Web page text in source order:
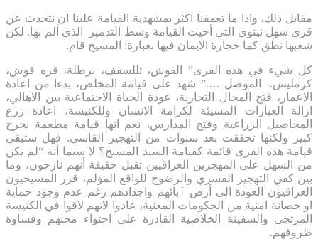
مقابل ذلك، واذا ما تعمقنا اكثر بمشهدية القيامة علينا ان نتحدث عن
قرى سهل نينوى التي أحيت القيامة وسط التدمير الذي ألم بها. لكن
شعبها نطق كما حجارة الايمان فيها بعبارة: المسيح قام.
كل شيء في هذه القرى” القوش، تللسقف، برطلة، قره قوش،
كرمليس.- الموصل ….” شهد على قيامة المخلص، بدءا من اعادة
الاعمار، فتح المحال التجارية، عودة الحياة الاجتماعية بين الاهالي،
ازالة العبارات المسيئة لكرامة الانسان وللكنيسة، اعادة زرع
المحاصيل الزراعية وفتح المدارس، نعم انها قيامة مطعمة بجرح
كبير ولكنها تحققت بعد سنوات من التهجير القاسي. فهل ستبقى
قيامة هذه القرى قائمة كقيامة السيد المسيح؟ لا سيما أنه “لم يكن
من السهل على المهجرين العراقيين تقبل حقيقة أنهم نازحون، وما
بين كفي التهجير القسري والرضوخ للواقع المؤلم، قرر المسيحيون
العراقيون العودة الى أرض ٱبائهم واجدادهم رغم عدم وجود حماية
او حصانة امنية من الحكومات المعنية، عادوا لانهم لاقوا في الكنيسة
المرتجى والسفينة الخلاصية القادرة على احتواء محنهم وقساوة
ظروفهم.